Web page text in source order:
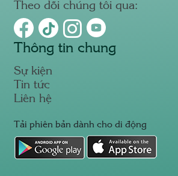
Theo dõi chúng tôi qua:
Thông tin chung
Sự kiện
Tin tức
Liên hệ
Tải phiên bản dành cho di động